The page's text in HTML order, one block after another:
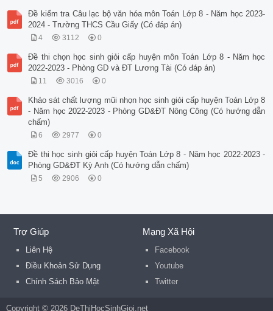
Đề kiểm tra Câu lạc bộ văn hóa môn Toán Lớp 8 - Năm học 2023-
2024 - Trường THCS Cầu Giấy (Có đáp án)
4 3112 0
Đề thi chọn học sinh giỏi cấp huyện môn Toán Lớp 8 - Năm học
2022-2023 - Phòng GD và ĐT Lương Tài (Có đáp án)
11 3016 0
Khảo sát chất lượng mũi nhọn học sinh giỏi cấp huyện Toán Lớp 8
- Năm học 2022-2023 - Phòng GD&ĐT Nông Công (Có hướng dẫn
chấm)
6 2977 0
Đề thi học sinh giỏi cấp huyện Toán Lớp 8 - Năm học 2022-2023 -
Phòng GD&ĐT Kỳ Anh (Có hướng dẫn chấm)
5 2906 0
Trợ Giúp
Liên Hệ
Điều Khoản Sử Dụng
Chính Sách Bảo Mật
Mạng Xã Hội
Facebook
Youtube
Twitter
Copyright © 2026 DeThiHocSinhGioi.net